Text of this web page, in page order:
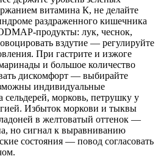
витамина К, не делайте
раздраженного кишечника
продукты: лук, чеснок,
вздутие — регулируйте
При гастрите и изжоге
и большое количество
дискомфорт — выбирайте
индивидуальные
сельдерей, морковь, петрушку у
Избыток моркови и тыквы
в желтоватый оттенок —
но сигнал к выравниванию
состояния — повод согласовать